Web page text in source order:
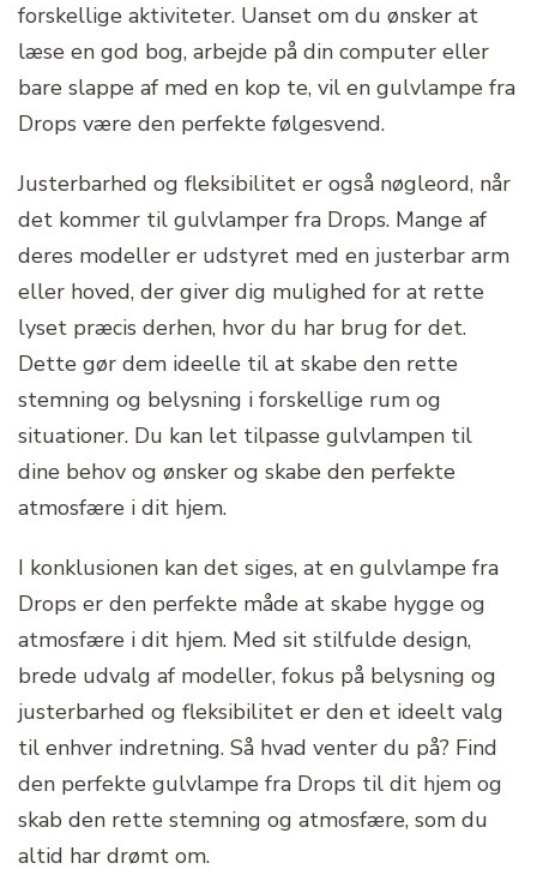
forskellige aktiviteter. Uanset om du ønsker at
læse en god bog, arbejde på din computer eller
bare slappe af med en kop te, vil en gulvlampe fra
Drops være den perfekte følgesvend.
Justerbarhed og fleksibilitet er også nøgleord, når
det kommer til gulvlamper fra Drops. Mange af
deres modeller er udstyret med en justerbar arm
eller hoved, der giver dig mulighed for at rette
lyset præcis derhen, hvor du har brug for det.
Dette gør dem ideelle til at skabe den rette
stemning og belysning i forskellige rum og
situationer. Du kan let tilpasse gulvlampen til
dine behov og ønsker og skabe den perfekte
atmosfære i dit hjem.
I konklusionen kan det siges, at en gulvlampe fra
Drops er den perfekte måde at skabe hygge og
atmosfære i dit hjem. Med sit stilfulde design,
brede udvalg af modeller, fokus på belysning og
justerbarhed og fleksibilitet er den et ideelt valg
til enhver indretning. Så hvad venter du på? Find
den perfekte gulvlampe fra Drops til dit hjem og
skab den rette stemning og atmosfære, som du
altid har drømt om.